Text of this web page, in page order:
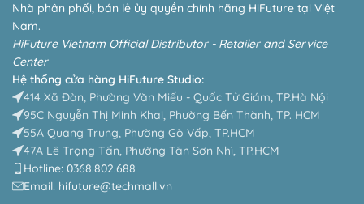
Nhà phân phối, bán lẻ ủy quyền chính hãng HiFuture tại Việt
Nam.
HiFuture Vietnam Official Distributor - Retailer and Service
Center
Hệ thống cửa hàng HiFuture Studio:
414 Xã Đàn, Phường Văn Miếu - Quốc Tử Giám, TP.Hà Nội
95C Nguyễn Thị Minh Khai, Phường Bến Thành, TP. HCM
55A Quang Trung, Phường Gò Vấp, TP.HCM
47A Lê Trọng Tấn, Phường Tân Sơn Nhì, TP.HCM
Hotline: 0368.802.688
Email: hifuture@techmall.vn